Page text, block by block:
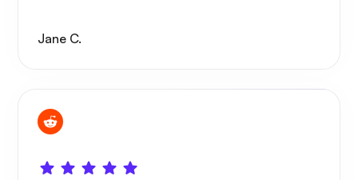
Jane C.